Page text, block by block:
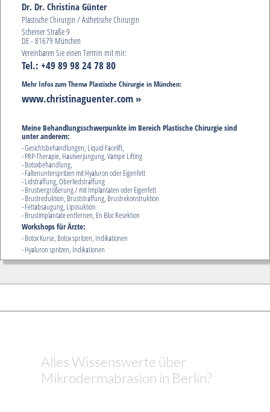
Dr. Dr. Christina Günter
Plastische Chirurgin / Ästhetische Chirurgin
Scheiner Straße 9
DE - 81679 München
Vereinbaren Sie einen Termin mit mir:
Tel.: +49 89 98 24 78 80
Mehr Infos zum Thema Plastische Chirurgie in München:
www.christinaguenter.com »
Meine Behandlungsschwerpunkte im Bereich Plastische Chirurgie sind
unter anderem:
- Gesichtsbehandlungen, Liquid Facelift,
- PRP-Therapie, Hautverjüngung, Vampir Lifting
- Botoxbehandlung,
- Faltenunterspritzen mit Hyaluron oder Eigenfett
- Lidstraffung, Oberliedstraffung
- Brustvergrößerung / mit Implantaten oder Eigenfett
- Brustreduktion, Bruststraffung, Brustrekonstruktion
- Fettabsaugung, Liposuktion
- Brustimplantate entfernen, En Bloc Resektion
Workshops für Ärzte:
- Botox Kurse, Botox spritzen, Indikationen
- Hyaluron spritzen, Indikationen
Alles Wissenswerte über
Mikrodermabrasion in Berlin?